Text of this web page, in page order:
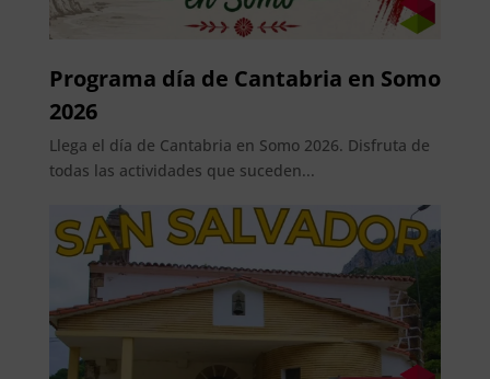
Programa día de Cantabria en Somo
2026
Llega el día de Cantabria en Somo 2026. Disfruta de
todas las actividades que suceden...